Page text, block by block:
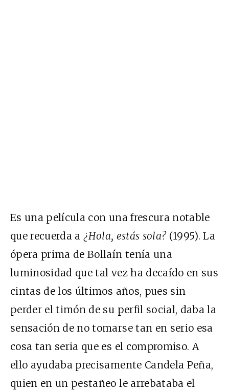
Es una película con una frescura notable
que recuerda a ¿Hola, estás sola?(1995). La
ópera prima de Bollaín tenía una
luminosidad que tal vez ha decaído en sus
cintas de los últimos años, pues sin
perder el timón de su perfil social, daba la
sensación de no tomarse tan en serio esa
cosa tan seria que es el compromiso. A
ello ayudaba precisamente Candela Peña,
quien en un pestañeo le arrebataba el